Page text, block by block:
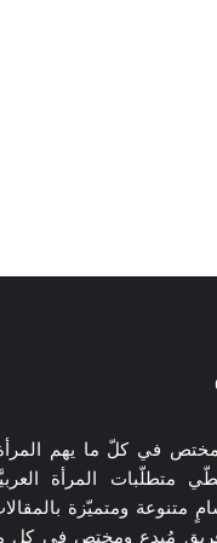
مختص في كلّ ما يهم
متطلّبات المرأة
متنوعة ومتميّزة
فريقٍ مُبدع ومختص في كل